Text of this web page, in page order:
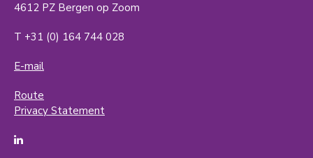
4612 PZ Bergen op Zoom
T +31 (0) 164 744 028
E-mail
Route
Privacy Statement